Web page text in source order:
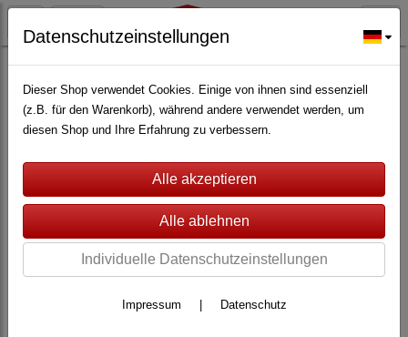
VIDEO-ÜBERWACHUNG(87) Lupus Electronics(70)
Datenschutzeinstellungen
Dieser Shop verwendet Cookies. Einige von ihnen sind essenziell
(z.B. für den Warenkorb), während andere verwendet werden, um
diesen Shop und Ihre Erfahrung zu verbessern.
Individuelle Datenschutzeinstellungen
Impressum Datenschutz